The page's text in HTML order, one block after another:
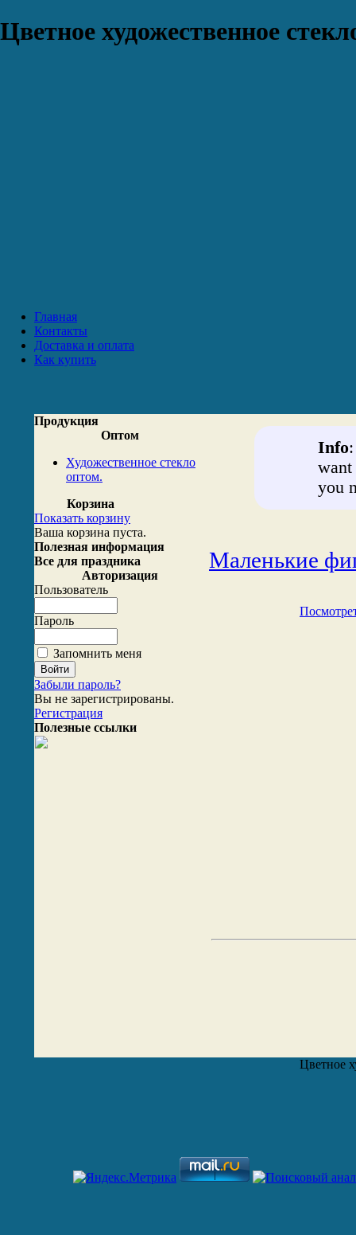
Цветное художественное
Главная
Контакты
Доставка и оплата
Как купить
Продукция
Оптом
Художественное стекло
оптом.
Корзина
Показать корзину
Ваша корзина пуста.
Полезная информация
Все для праздника
Авторизация
Пользователь
Пароль
Запомнить меня
Забыли пароль?
Вы не зарегистрированы.
Регистрация
Полезные ссылки
Info
you
Маленькие
Цветное